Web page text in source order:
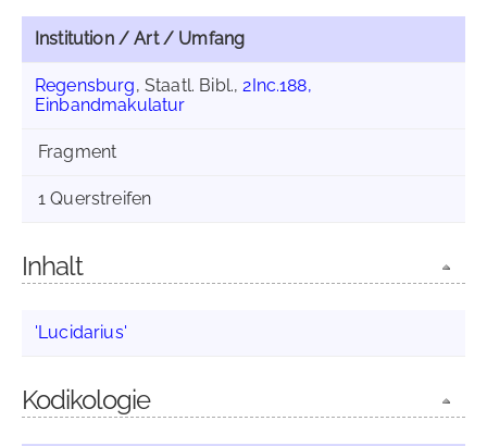
Institution / Art / Umfang
Regensburg, Staatl. Bibl.,2Inc.188,
Einbandmakulatur
Fragment
1 Querstreifen
Inhalt
'Lucidarius'
Kodikologie